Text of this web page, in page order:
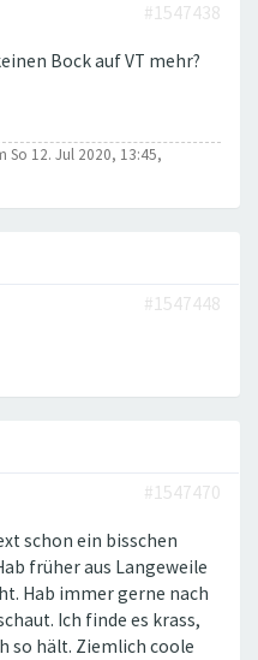
#1547438
Bock auf VT mehr?
So 12. Jul 2020, 13:45,
#1547448
#1547470
schon ein bisschen
früher aus Langeweile
Hab immer gerne nach
Ich finde es krass,
so hält. Ziemlich coole